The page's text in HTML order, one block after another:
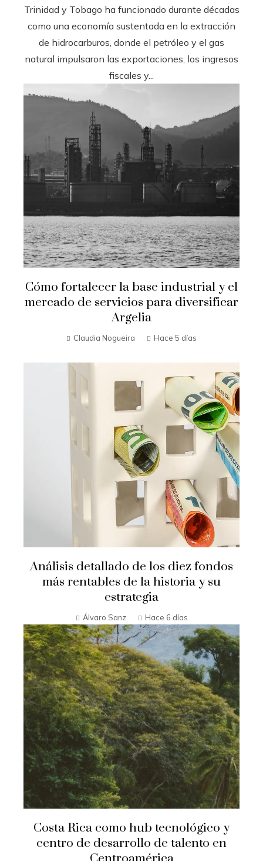
Trinidad y Tobago ha funcionado durante décadas
como una economía sustentada en la extracción
de hidrocarburos, donde el petróleo y el gas
natural impulsaron las exportaciones, los ingresos
fiscales y...
Cómo fortalecer la base industrial y el
mercado de servicios para diversificar
Argelia
Claudia Nogueira Hace 5 días
Análisis detallado de los diez fondos
más rentables de la historia y su
estrategia
Álvaro Sanz Hace 6 días
Costa Rica como hub tecnológico y
centro de desarrollo de talento en